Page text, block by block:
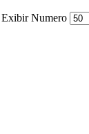
Exibir Numero